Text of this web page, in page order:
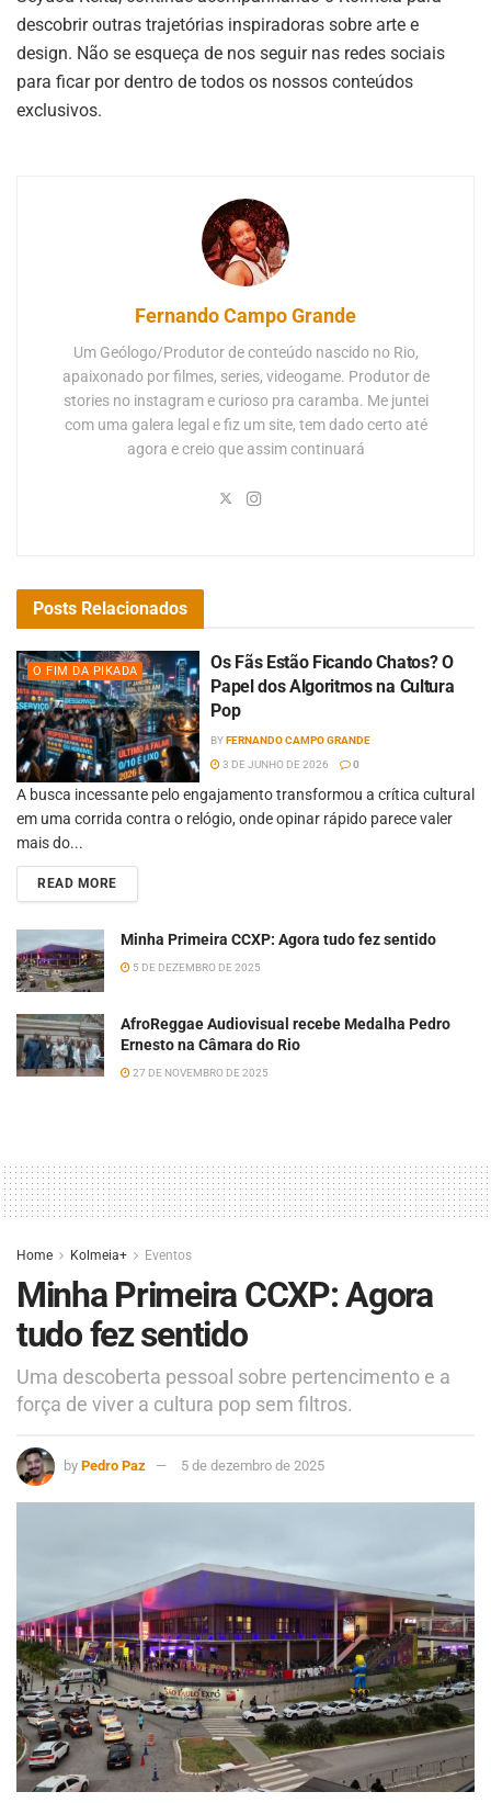
descobrir outras trajetórias inspiradoras sobre arte e
design. Não se esqueça de nos seguir nas redes sociais
para ficar por dentro de todos os nossos conteúdos
exclusivos.
Fernando Campo Grande
Um Geólogo/Produtor de conteúdo nascido no Rio,
apaixonado por filmes, series, videogame. Produtor de
stories no instagram e curioso pra caramba. Me juntei
com uma galera legal e fiz um site, tem dado certo até
agora e creio que assim continuará
Posts Relacionados
O FIM DA PIKADA
Os Fãs Estão Ficando Chatos? O
Papel dos Algoritmos na Cultura
Pop
BYFERNANDO CAMPO GRANDE
3 DE JUNHO DE 2026
0
A busca incessante pelo engajamento transformou a crítica cultural
em uma corrida contra o relógio, onde opinar rápido parece valer
mais do...
READ MORE
Minha Primeira CCXP: Agora tudo fez sentido
5 DE DEZEMBRO DE 2025
AfroReggae Audiovisual recebe Medalha Pedro
Ernesto na Câmara do Rio
27 DE NOVEMBRO DE 2025
Home Kolmeia+ Eventos
Minha Primeira CCXP: Agora
tudo fez sentido
Uma descoberta pessoal sobre pertencimento e a
força de viver a cultura pop sem filtros.
by Pedro Paz 5 de dezembro de 2025